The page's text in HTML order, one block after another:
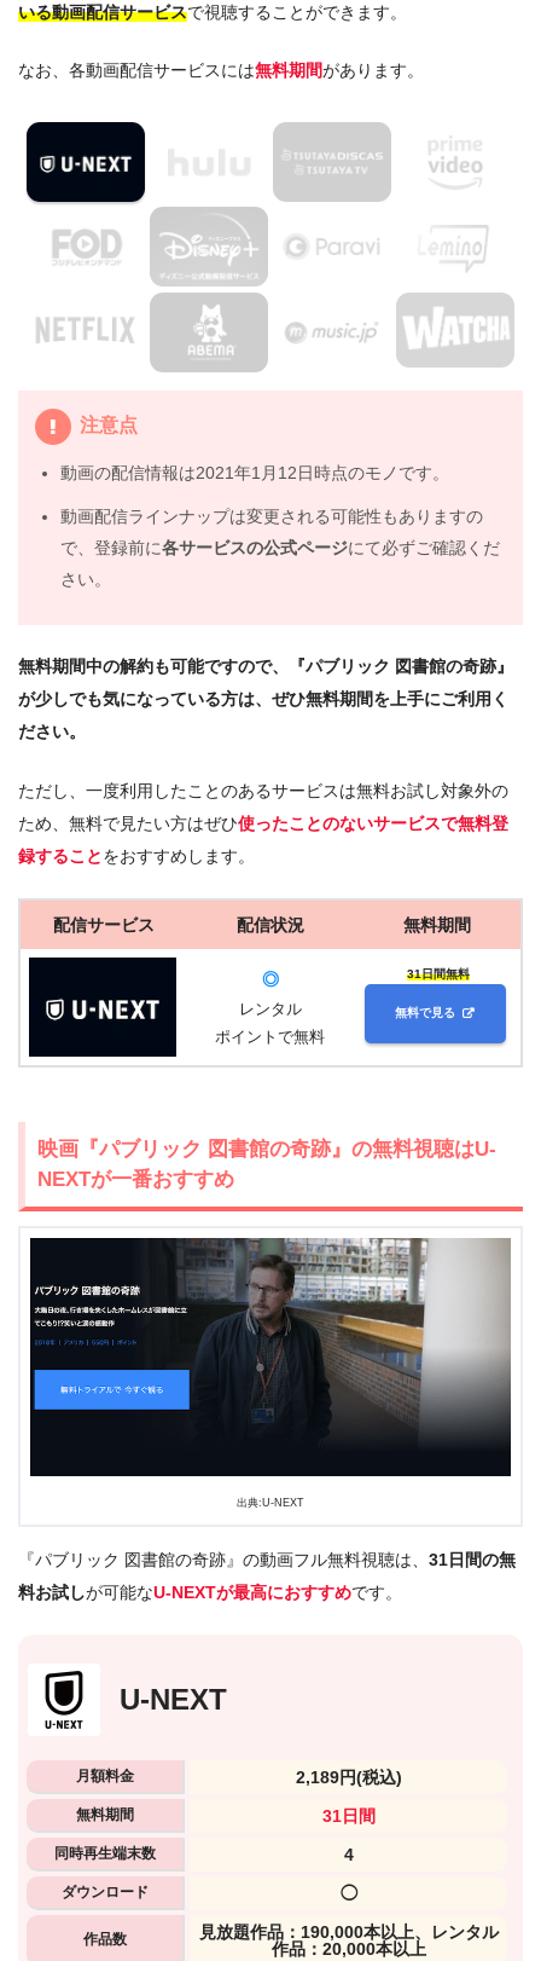
2.3
3.映画『パブリック 図書館の奇跡』を見たい人におすすめ
3.2 『アメリカン・アニマルズ』（2018年）
3.3『ブックスマート 卒業前夜のパーティーデビュー』
（2019年）
映画『パブリック 図書館の奇跡』の動画はDailymotion
やPandoraではなく、配信サービスで安全に見よう
映画『パブリック 図書館の奇跡』動画フル無料視聴まと
いる動画配信サービスで視聴することができます。
なお、各動画配信サービスには無料期間があります。
注意点
動画の配信情報は2021年1月12日時点のモノです。
動画配信ラインナップは変更される可能性もありますの
で、登録前に各サービスの公式ページにて必ずご確認くだ
さい。
無料期間中の解約も可能ですので、『パブリック 図書館の奇跡』
が少しでも気になっている方は、ぜひ無料期間を上手にご利用く
ださい。
ただし、一度利用したことのあるサービスは無料お試し対象外の
ため、無料で見たい方はぜひ使ったことのないサービスで無料登
録することをおすすめします。
配信サービス 配信状況 無料期間
◎
レンタル
ポイントで無料
31日間無料
無料で見る
映画『パブリック 図書館の奇跡』の無料視聴はU-
NEXTが一番おすすめ
出典:U-NEXT
『パブリック 図書館の奇跡』の動画フル無料視聴は、 31日間の無
料お試しが可能なU-NEXTが最高におすすめです。
U-NEXT
月額料金 2,189円(税込)
無料期間 31日間
同時再生端末数 4
ダウンロード ◯
作品数
⾒放題作品：190,000本以上、レンタル
作品：20,000本以上